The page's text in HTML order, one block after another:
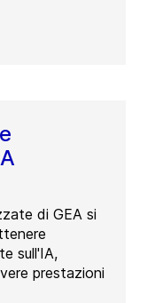
di GEA si
sull'IA,
prestazioni